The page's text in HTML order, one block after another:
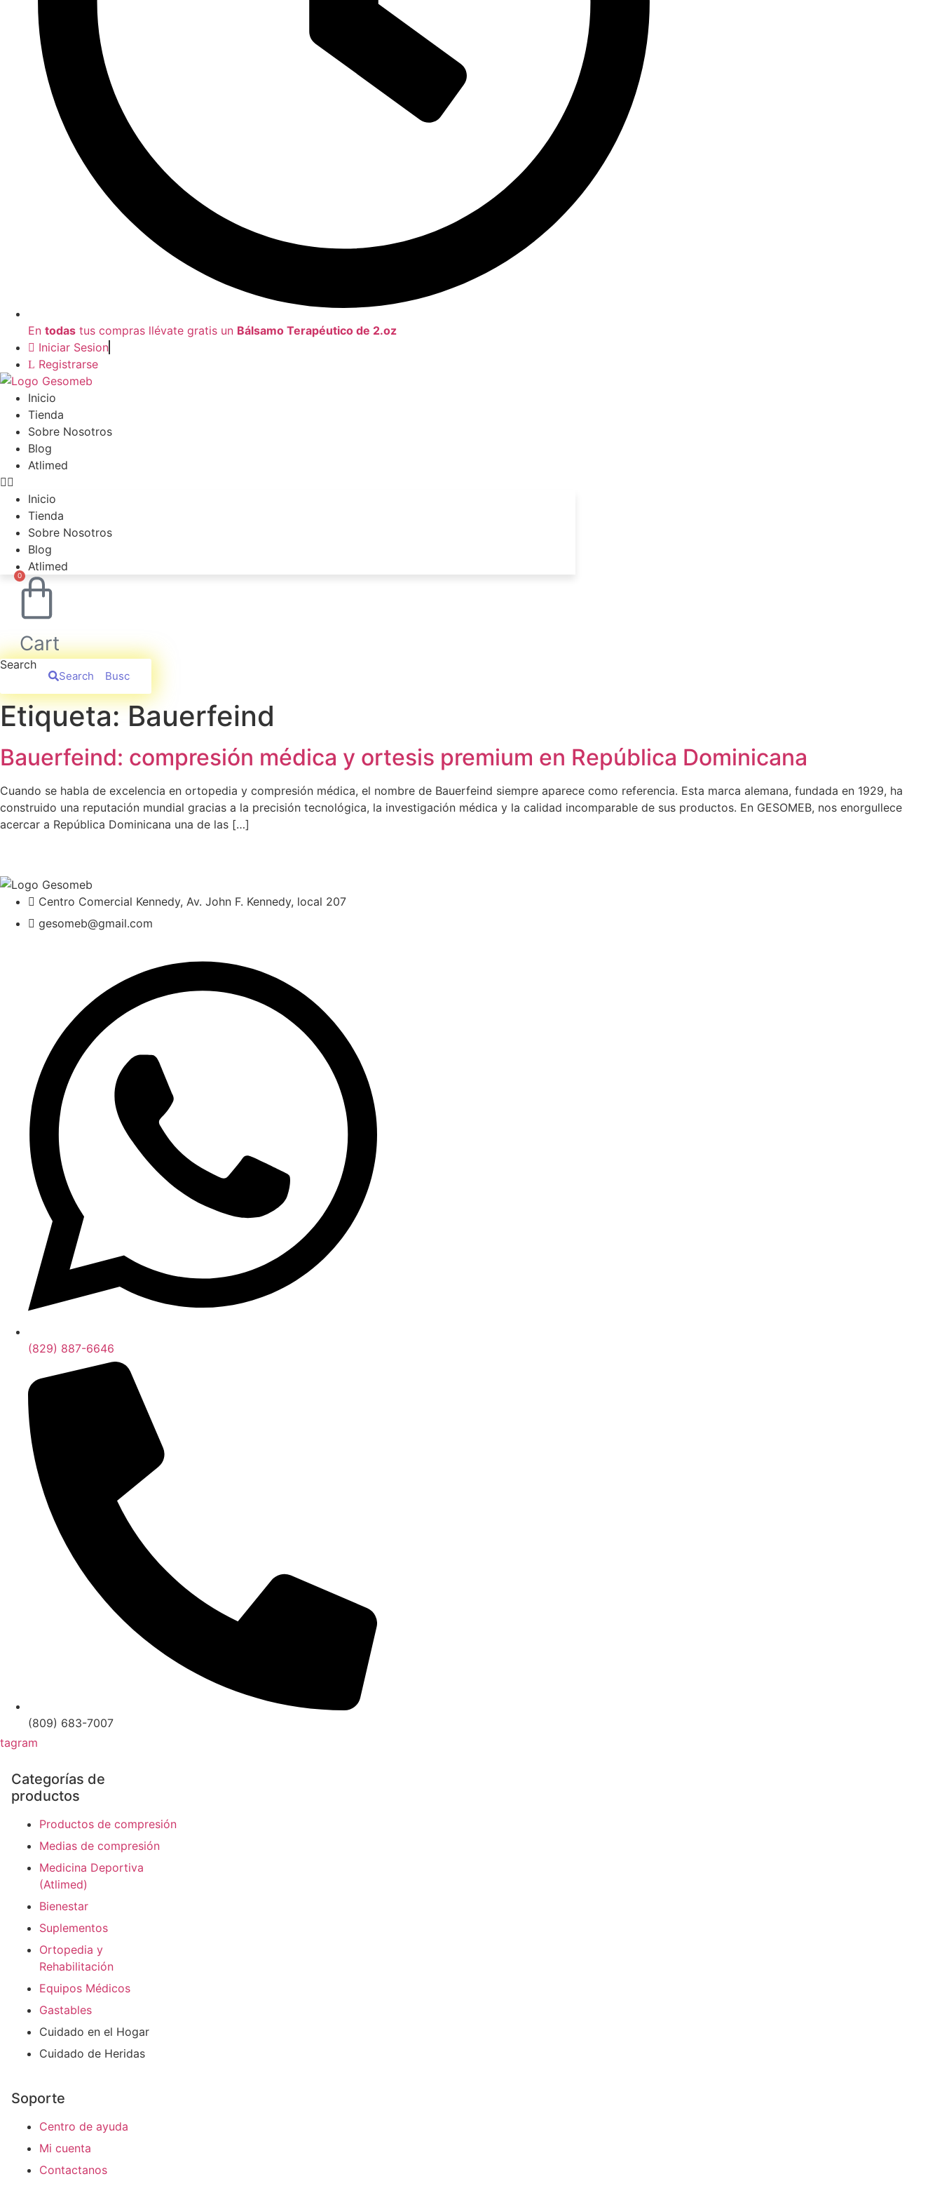
En todas tus compras llévate gratis un Bálsamo Terapéutico de 2.oz
Iniciar Sesion
Registrarse
Inicio
Tienda
Sobre Nosotros
Blog
Atlimed
Inicio
Tienda
Sobre Nosotros
Blog
Atlimed
0
Cart
Search
Search
Etiqueta:Bauerfeind
Bauerfeind: compresión médica y ortesis premium en República Dominicana
Cuando se habla de excelencia en ortopedia y compresión médica, el nombre de Bauerfeind siempre aparece como referencia. Esta marca alemana, fundada en 1929, ha
construido una reputación mundial gracias a la precisión tecnológica, la investigación médica y la calidad incomparable de sus productos. En GESOMEB, nos enorgullece
acercar a República Dominicana una de las […]
Centro Comercial Kennedy, Av. John F. Kennedy, local 207
gesomeb@gmail.com
(829) 887-6646
(809) 683-7007
Categorías de
productos
Productos de compresión
Medias de compresión
Medicina Deportiva
(Atlimed)
Bienestar
Suplementos
Ortopedia y
Rehabilitación
Equipos Médicos
Gastables
Cuidado en el Hogar
Cuidado de Heridas
Soporte
Centro de ayuda
Mi cuenta
Contactanos